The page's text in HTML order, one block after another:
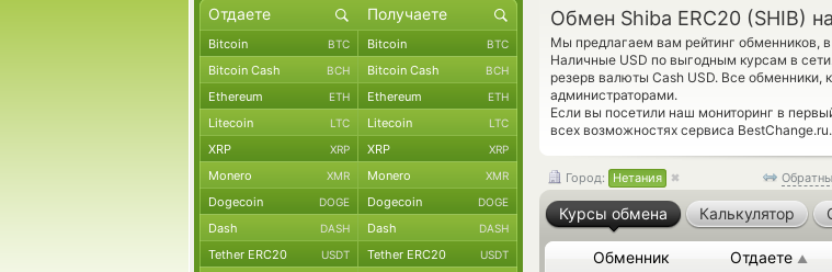
Обмен Shiba ERC20 (SHIB)
Мы предлагаем вам рейтинг обменников,
Наличные USD по выгодным курсам в
резерв валюты Cash USD. Все обменники,
администраторами.
Если вы посетили наш мониторинг в
всех возможностях сервиса BestChange.ru.
Город: Нетания
Курсы обмена Калькулятор
Обменник Отдаете ▲
Bitcoin BTC Bitcoin BTC
Bitcoin Cash BCH Bitcoin Cash BCH
Ethereum ETH Ethereum ETH
Litecoin LTC Litecoin LTC
XRP XRP XRP XRP
Monero XMR Monero XMR
Dogecoin DOGE Dogecoin DOGE
Dash DASH Dash DASH
Tether ERC20 USDT Tether ERC20 USDT